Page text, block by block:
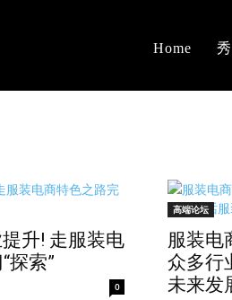
Home
升! 走服装电
探索”
0
高端论坛
服装电
众多行
未来发